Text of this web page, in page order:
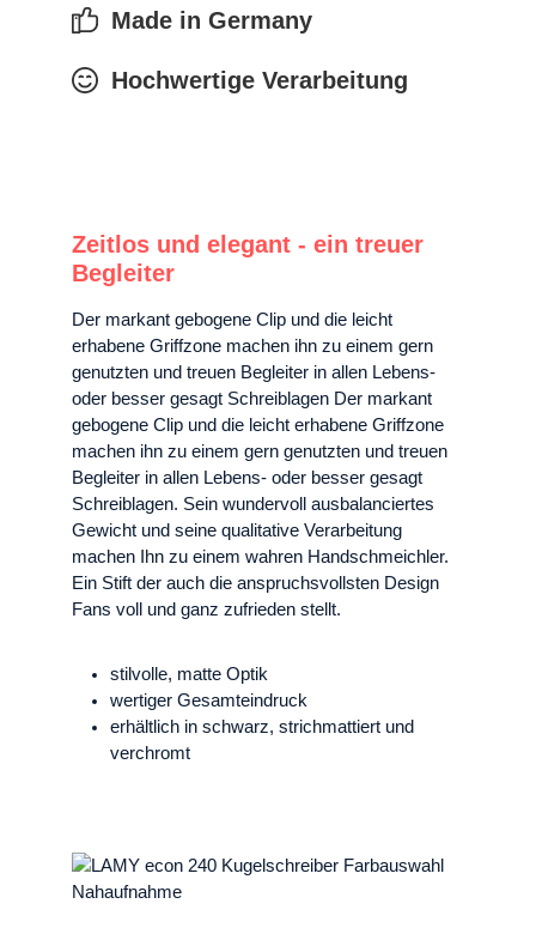
Made in Germany
Hochwertige Verarbeitung
Zeitlos und elegant - ein treuer
Begleiter
Der markant gebogene Clip und die leicht
erhabene Griffzone machen ihn zu einem gern
genutzten und treuen Begleiter in allen Lebens-
oder besser gesagt Schreiblagen Der markant
gebogene Clip und die leicht erhabene Griffzone
machen ihn zu einem gern genutzten und treuen
Begleiter in allen Lebens- oder besser gesagt
Schreiblagen. Sein wundervoll ausbalanciertes
Gewicht und seine qualitative Verarbeitung
machen Ihn zu einem wahren Handschmeichler.
Ein Stift der auch die anspruchsvollsten Design
Fans voll und ganz zufrieden stellt.
stilvolle, matte Optik
wertiger Gesamteindruck
erhältlich in schwarz, strichmattiert und
verchromt